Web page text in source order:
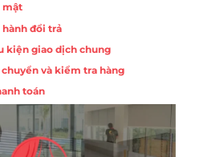
mật
hành đổi trả
kiện giao dịch chung
chuyển và kiểm tra hàng
toán